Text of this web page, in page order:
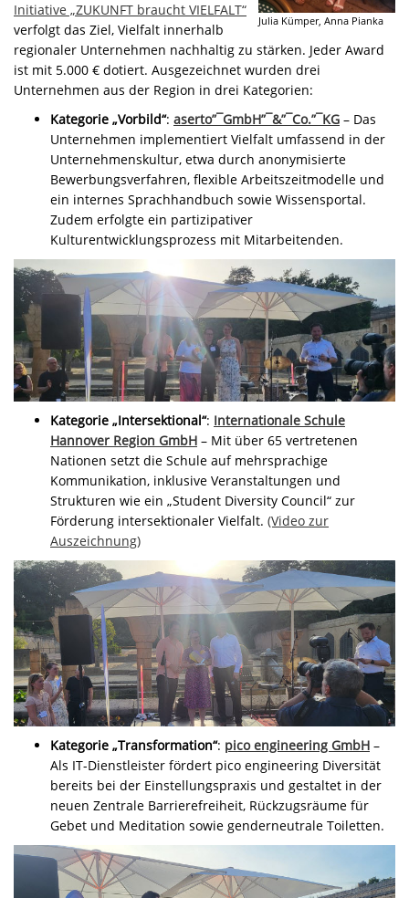
Julia Kümper, Anna Pianka
Initiative „ZUKUNFT braucht VIELFALT“
verfolgt das Ziel, Vielfalt innerhalb
regionaler Unternehmen nachhaltig zu stärken. Jeder Award
ist mit 5.000 € dotiert. Ausgezeichnet wurden drei
Unternehmen aus der Region in drei Kategorien:
Kategorie „Vorbild“: aserto”¯GmbH”¯&”¯Co.”¯KG – Das
Unternehmen implementiert Vielfalt umfassend in der
Unternehmenskultur, etwa durch anonymisierte
Bewerbungsverfahren, flexible Arbeitszeitmodelle und
ein internes Sprachhandbuch sowie Wissensportal.
Zudem erfolgte ein partizipativer
Kulturentwicklungsprozess mit Mitarbeitenden.
Kategorie „Intersektional“: Internationale Schule
Hannover Region GmbH – Mit über 65 vertretenen
Nationen setzt die Schule auf mehrsprachige
Kommunikation, inklusive Veranstaltungen und
Strukturen wie ein „Student Diversity Council“ zur
Förderung intersektionaler Vielfalt. (Video zur
Auszeichnung)
Kategorie „Transformation“: pico engineering GmbH –
Als IT-Dienstleister fördert pico engineering Diversität
bereits bei der Einstellungspraxis und gestaltet in der
neuen Zentrale Barrierefreiheit, Rückzugsräume für
Gebet und Meditation sowie genderneutrale Toiletten.